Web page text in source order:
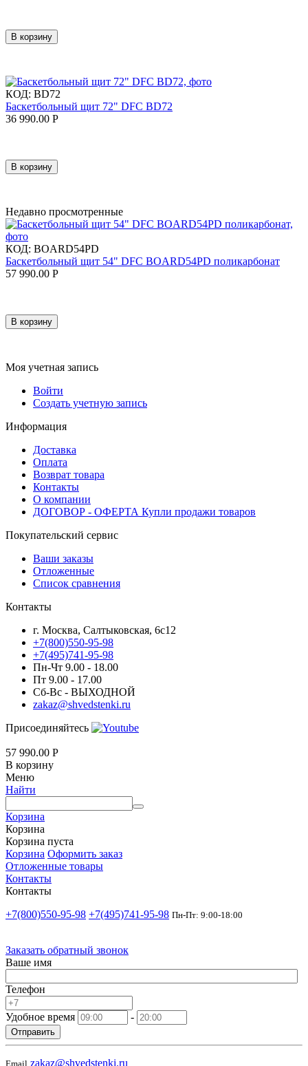
В корзину
КОД: BD72
Баскетбольный щит 72" DFC BD72
36 990.00 Р
В корзину
Недавно просмотренные
КОД: BOARD54PD
Баскетбольный щит 54" DFC BOARD54PD поликарбонат
57 990.00 Р
В корзину
Моя учетная запись
Войти
Создать учетную запись
Информация
Доставка
Оплата
Возврат товара
Контакты
О компании
ДОГОВОР - ОФЕРТА Купли продажи товаров
Покупательский сервис
Ваши заказы
Отложенные
Список сравнения
Контакты
г. Москва, Салтыковская, 6с12
+7(800)550-95-98
+7(495)741-95-98
Пн-Чт 9.00 - 18.00
Пт 9.00 - 17.00
Сб-Вс - ВЫХОДНОЙ
zakaz@shvedstenki.ru
Присоединяйтесь
57 990.00 Р
В корзину
Меню
Найти
Корзина
Корзина
Корзина пуста
Корзина Оформить заказ
Отложенные товары
Контакты
Контакты
+7(800)550-95-98 +7(495)741-95-98 Пн-Пт: 9:00-18:00
Заказать обратный звонок
Ваше имя
Телефон
Удобное время -
Отправить
Email zakaz@shvedstenki.ru